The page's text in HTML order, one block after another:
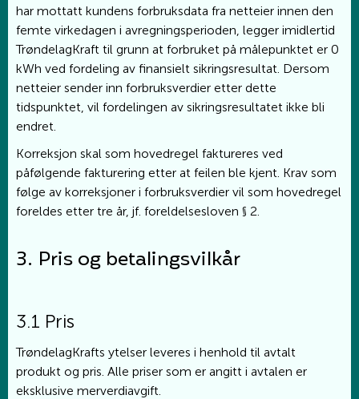
har mottatt kundens forbruksdata fra netteier innen den
femte virkedagen i avregningsperioden, legger imidlertid
TrøndelagKraft til grunn at forbruket på målepunktet er 0
kWh ved fordeling av finansielt sikringsresultat. Dersom
netteier sender inn forbruksverdier etter dette
tidspunktet, vil fordelingen av sikringsresultatet ikke bli
endret.
Korreksjon skal som hovedregel faktureres ved
påfølgende fakturering etter at feilen ble kjent. Krav som
følge av korreksjoner i forbruksverdier vil som hovedregel
foreldes etter tre år, jf. foreldelsesloven § 2.
3. Pris og betalingsvilkår
3.1 Pris
TrøndelagKrafts ytelser leveres i henhold til avtalt
produkt og pris. Alle priser som er angitt i avtalen er
eksklusive merverdiavgift.